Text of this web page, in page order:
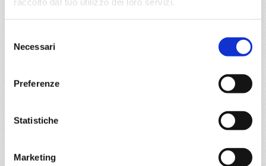
delNecessari
Preferenze
Statistiche
Marketing
DETTAGLI
MSC World